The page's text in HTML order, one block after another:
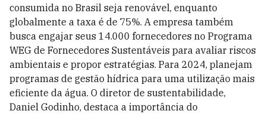
consumida no Brasil seja renovável, enquanto
globalmente a taxa é de 75%. A empresa também
busca engajar seus 14.000 fornecedores no Programa
WEG de Fornecedores Sustentáveis para avaliar riscos
ambientais e propor estratégias. Para 2024, planejam
programas de gestão hídrica para uma utilização mais
eficiente da água. O diretor de sustentabilidade,
Daniel Godinho, destaca a importância do